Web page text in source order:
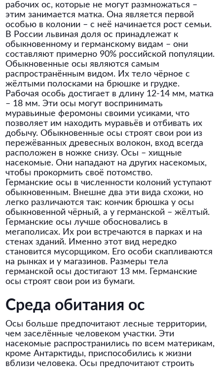
рабочих ос, которые не могут размножаться –
этим занимается матка. Она является первой
особью в колонии – с неё начинается рост семьи.
В России львиная доля ос принадлежат к
обыкновенному и германскому видам – они
составляют примерно 90% российской популяции.
Обыкновенные осы являются самым
распространённым видом. Их тело чёрное с
жёлтыми полосками на брюшке и грудке.
Рабочая особь достигает в длину 12-14 мм, матка
– 18 мм. Эти осы могут воспринимать
муравьиные феромоны своими усиками, что
позволяет им находить муравьёв и отбивать их
добычу. Обыкновенные осы строят свои рои из
пережёванных древесных волокон, вход всегда
расположен в ножке снизу. Осы – хищные
насекомые. Они нападают на других насекомых,
чтобы прокормить своё потомство.
Германские осы в численности колоний уступают
обыкновенным. Внешне два эти вида схожи, но
легко различаются так: кончик брюшка у осы
обыкновенной чёрный, а у германской – жёлтый.
Германские осы лучше обосновались в
мегаполисах. Их рои встречаются в парках и на
стенах зданий. Именно этот вид нередко
становится мусорщиком. Его особи скапливаются
на рынках и у магазинов. Размеры тела
германской осы достигают 13 мм. Германские
осы строят свои рои из бумаги.
Среда обитания ос
Осы больше предпочитают лесные территории,
чем заселённые человеком участки. Эти
насекомые распространились по всем материкам,
кроме Антарктиды, приспособились к жизни
вблизи человека. Осы предпочитают строить